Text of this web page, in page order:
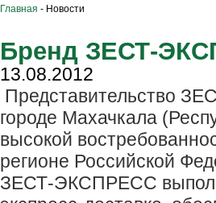
Главная - Новости
Бренд ЗЕСТ-
13.08.2012
Представительство
городе Махачкала
высокой
регионе Российской
ЗЕСТ-ЭКСПРЕСС